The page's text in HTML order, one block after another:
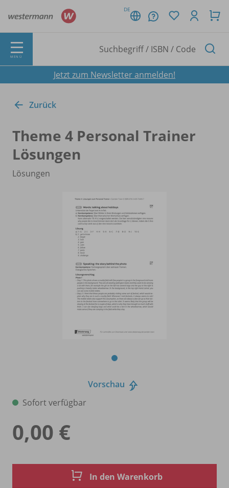
DE
MENÜ
Jetzt zum Newsletter anmelden!
Zurück
Theme 4 Personal Trainer
Lösungen
Lösungen
Vorschau
Sofort verfügbar
0,00 €
In den Warenkorb